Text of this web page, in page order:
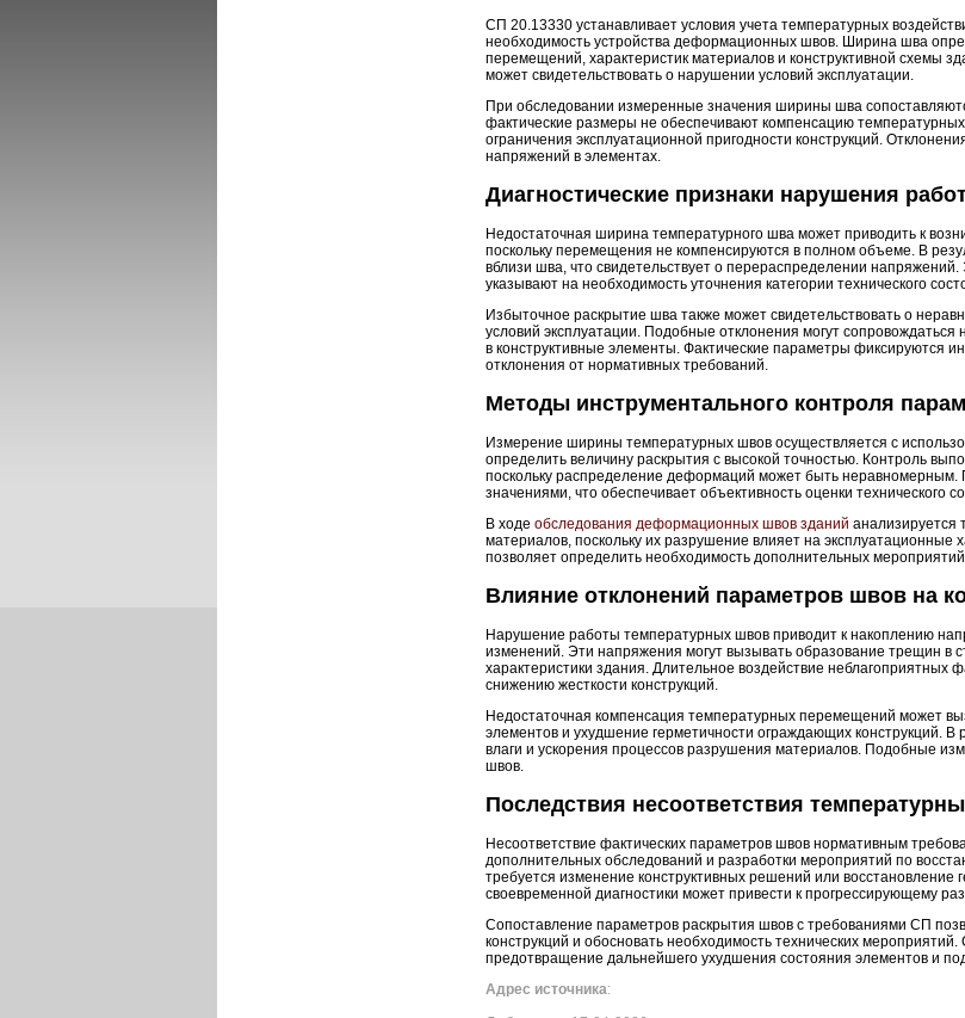
СП 20.13330 устанавливает условия учета температурных
необходимость устройства деформационных швов. Ширина шва
перемещений, характеристик материалов и конструктивной схемы
может свидетельствовать о нарушении условий эксплуатации.
При обследовании измеренные значения ширины шва
фактические размеры не обеспечивают компенсацию
ограничения эксплуатационной пригодности конструкций.
напряжений в элементах.
Диагностические признаки нарушения
Недостаточная ширина температурного шва может приводить к
поскольку перемещения не компенсируются в полном объеме. В
вблизи шва, что свидетельствует о перераспределении
указывают на необходимость уточнения категории технического
Избыточное раскрытие шва также может свидетельствовать о
условий эксплуатации. Подобные отклонения могут
в конструктивные элементы. Фактические параметры фиксируются
отклонения от нормативных требований.
Методы инструментального контроля
Измерение ширины температурных швов осуществляется с
определить величину раскрытия с высокой точностью. Контроль
поскольку распределение деформаций может быть
значениями, что обеспечивает объективность оценки технического
В ходе обследования деформационных швов зданий анализируется
материалов, поскольку их разрушение влияет на эксплуатационные
позволяет определить необходимость дополнительных
Влияние отклонений параметров швов на
Нарушение работы температурных швов приводит к накоплению
изменений. Эти напряжения могут вызывать образование трещин в
характеристики здания. Длительное воздействие
снижению жесткости конструкций.
Недостаточная компенсация температурных перемещений может
элементов и ухудшение герметичности ограждающих конструкций. В
влаги и ускорения процессов разрушения материалов. Подобные
швов.
Последствия несоответствия
Несоответствие фактических параметров швов нормативным
дополнительных обследований и разработки мероприятий по
требуется изменение конструктивных решений или восстановление
своевременной диагностики может привести к прогрессирующему
Сопоставление параметров раскрытия швов с требованиями СП
конструкций и обосновать необходимость технических
предотвращение дальнейшего ухудшения состояния элементов и
Адрес источника: